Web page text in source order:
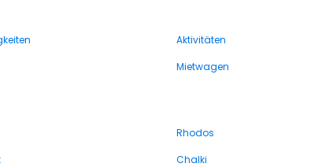
Aktivitäten
Mietwagen
Rhodos
Chalki